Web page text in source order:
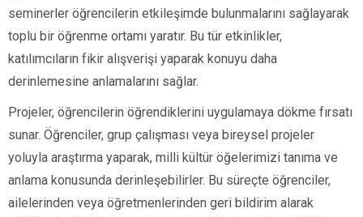
seminerler öğrencilerin etkileşimde bulunmalarını sağlayarak
toplu bir öğrenme ortamı yaratır. Bu tür etkinlikler,
katılımcıların fikir alışverişi yaparak konuyu daha
derinlemesine anlamalarını sağlar.
Projeler, öğrencilerin öğrendiklerini uygulamaya dökme fırsatı
sunar. Öğrenciler, grup çalışması veya bireysel projeler
yoluyla araştırma yaparak, milli kültür öğelerimizi tanıma ve
anlama konusunda derinleşebilirler. Bu süreçte öğrenciler,
ailelerinden veya öğretmenlerinden geri bildirim alarak